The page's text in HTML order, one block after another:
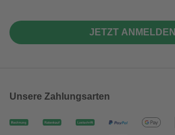
JETZT ANMELDEN
Unsere Zahlungsarten